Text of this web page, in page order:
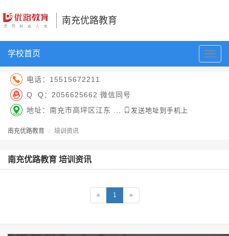
南充优路教育
切
换
学校首页
电话： 15515672211
Q Q： 2056625662 微信同号
地址：南充市高坪区江东 ...
发送地址到手机上
南充优路教育 培训资讯
南充优路教育 培训资讯
« 1 »